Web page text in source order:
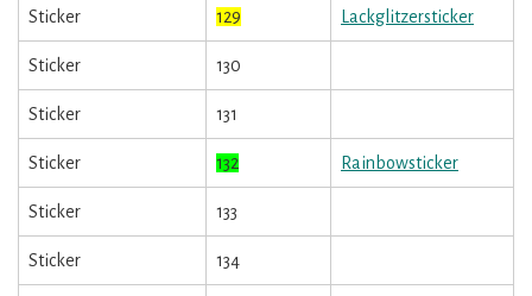
Sticker 129 Lackglitzersticker
Sticker 130
Sticker 131
Sticker 132 Rainbowsticker
Sticker 133
Sticker 134